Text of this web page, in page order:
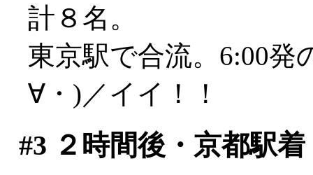
計８名。
東京駅で合流。6:00
∀・)／イイ！！
#3 ２時間後・京都駅着